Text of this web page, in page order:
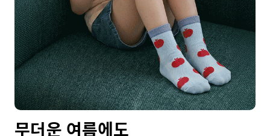
무더운 여름에도